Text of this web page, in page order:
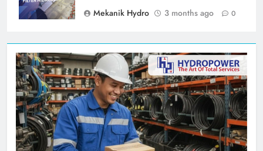
Mekanik Hydro
3 months ago 0